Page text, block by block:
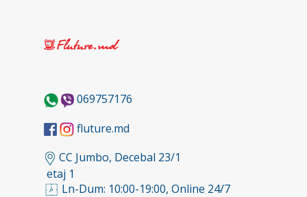
069757176
fluture.md
CC Jumbo, Decebal 23/1
etaj 1
Ln-Dum: 10:00-19:00, Online 24/7